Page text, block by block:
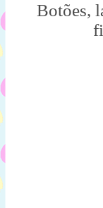
Botões,